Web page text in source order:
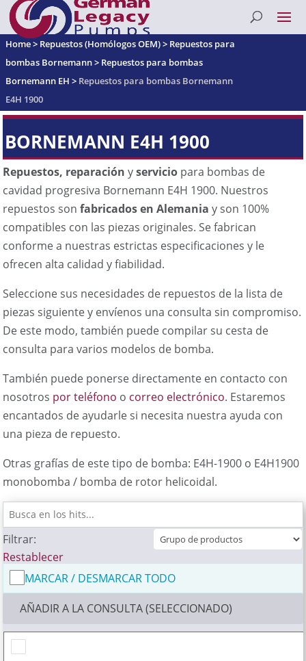
Home> Repuestos (Homólogos OEM)> Repuestos para
bombas Bornemann> Repuestos para bombas
Bornemann EH > Repuestos para bombas Bornemann
E4H 1900
BORNEMANN E4H 1900
Repuestos, reparación yservicio para bombas de
cavidad progresiva Bornemann E4H 1900. Nuestros
repuestos sonfabricados en Alemania y son 100%
compatibles con las piezas originales. Se fabrican
conforme a nuestras estrictas especificaciones y le
ofrecen alta calidad y fiabilidad.
Seleccione sus necesidades de repuestos de la lista de
piezas siguiente y envíenos una consulta sin compromiso.
De este modo, también puede compilar su cesta de
consulta para varios modelos de bomba.
También puede ponerse directamente en contacto con
nosotros por teléfono o correo electrónico. Estaremos
encantados de ayudarle si necesita nuestra ayuda con
una pieza de repuesto.
Otras grafías de este tipo de bomba: E4H-1900 o E4H1900
monobomba / bomba de rotor helicoidal.
Filtrar:
Restablecer
MARCAR / DESMARCAR TODO
AÑADIR A LA CONSULTA (SELECCIONADO)